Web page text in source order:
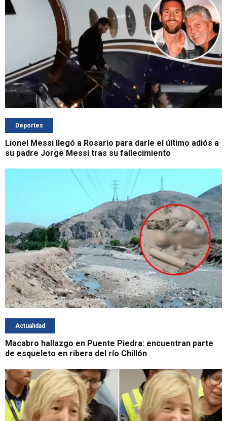
Deportes
Lionel Messi llegó a Rosario para darle el último adiós a
su padre Jorge Messi tras su fallecimiento
Actualidad
Macabro hallazgo en Puente Piedra: encuentran parte
de esqueleto en ribera del río Chillón